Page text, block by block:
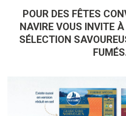
POUR DES FÊTES
NAVIRE VOUS INVITE
SÉLECTION